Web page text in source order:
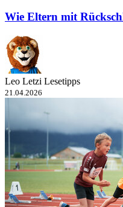
Wie Eltern mit
Leo Letzi Lesetipps
21.04.2026